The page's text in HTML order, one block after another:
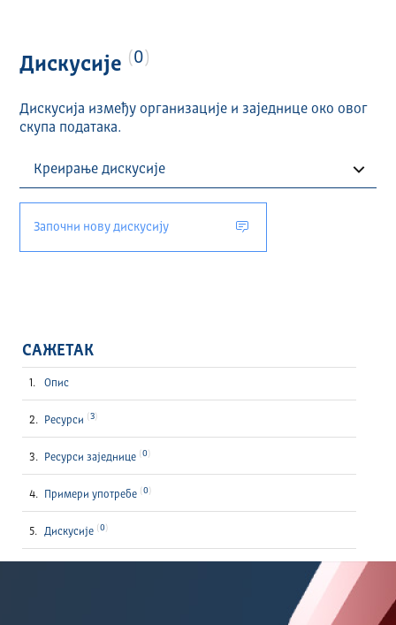
Дискусије 0
Дискусија између организације и заједнице око овог
скупа података.
Започни нову дискусију
САЖЕТАК
Опис
Ресурси 3
Ресурси заједнице 0
Примери употребе 0
Дискусије 0